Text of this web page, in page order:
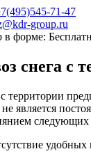
71-47
group.ru
в форме:
снега с
территории
является
следующих